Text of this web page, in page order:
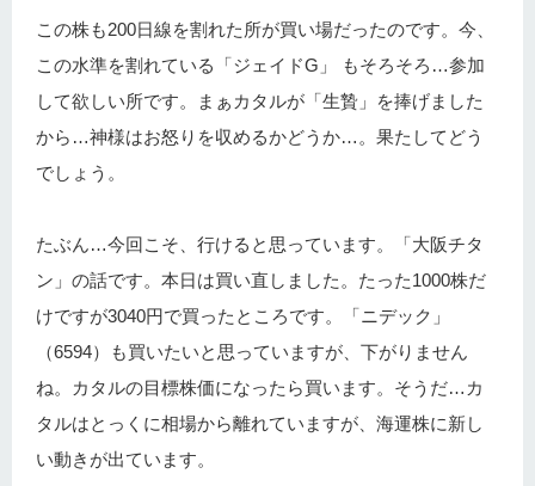
この株も200日線を割れた所が買い場だったのです。今、
この水準を割れている「ジェイドG」 もそろそろ…参加
して欲しい所です。まぁカタルが「生贄」を捧げました
から…神様はお怒りを収めるかどうか…。果たしてどう
でしょう。
たぶん…今回こそ、行けると思っています。「大阪チタ
ン」の話です。本日は買い直しました。たった1000株だ
けですが3040円で買ったところです。「ニデック」
（6594）も買いたいと思っていますが、下がりません
ね。カタルの目標株価になったら買います。そうだ…カ
タルはとっくに相場から離れていますが、海運株に新し
い動きが出ています。